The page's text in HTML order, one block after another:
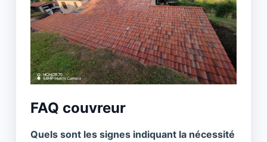
FAQ couvreur
Quels sont les signes indiquant la nécessité